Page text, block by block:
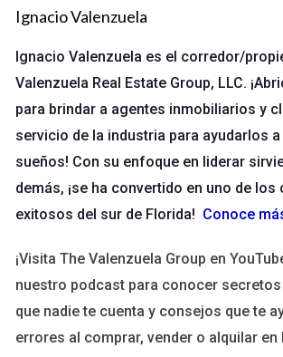
Los destinos emergentes son aquellos
no están saturados. Estos lugares ofrecen
auténtica y única, lo que los convierte en un
viajeros en busca de nuevas aventuras. Por
como Georgia y Albania han visto un
el número de visitantes en los últimos años.
Georgia: Con su rica historia, paisajes
posicionarse como un destino
Albania: Sus playas vírgenes y su
están capturando la atención de los
escapar del turismo masivo.
La clave para aprovechar estas
Ignacio Valenzuela
Ignacio Valenzuela es el corredor/
Valenzuela Real Estate Group, LLC.
para brindar a agentes inmobiliarios y
servicio de la industria para ayudarlos
sueños! Con su enfoque en liderar
demás, ¡se ha convertido en uno de
exitosos del sur de Florida! Conoce
¡Visita The Valenzuela Group en
nuestro podcast para conocer
que nadie te cuenta y consejos que te
errores al comprar, vender o alquilar en